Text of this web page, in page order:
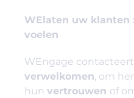
WElaten uw klanten
voelen
WEngage
verwelkomen, om
hun vertrouwen of